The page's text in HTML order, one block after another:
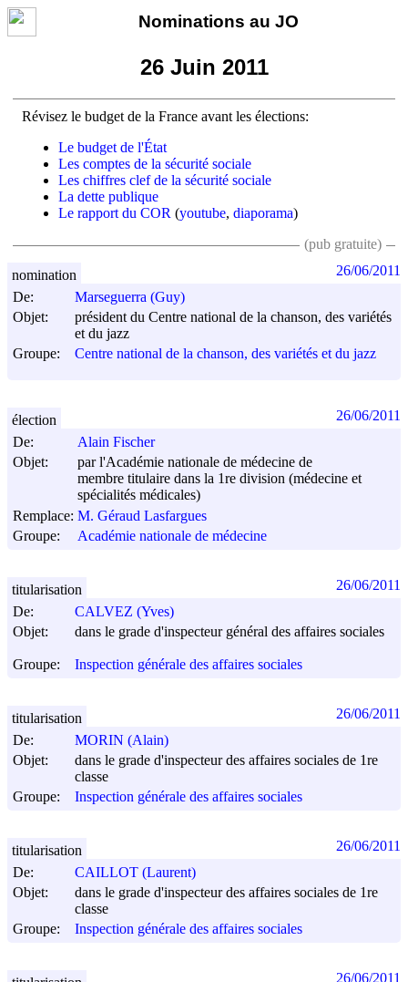
Nominations au JO
26 Juin 2011
Révisez le budget de la France avant les élections:
Le budget de l'État
Les comptes de la sécurité sociale
Les chiffres clef de la sécurité sociale
La dette publique
Le rapport du COR (youtube, diaporama)
(pub gratuite)
De:
Marseguerra (Guy)
Objet:
président du Centre national de la chanson, des variétés
et du jazz
Groupe:
Centre national de la chanson, des variétés et du jazz
nomination 26/06/2011
De:
Alain Fischer
Objet:
par l'Académie nationale de médecine de
membre titulaire dans la 1re division (médecine et
spécialités médicales)
Remplace: M. Géraud Lasfargues
Groupe:
Académie nationale de médecine
élection 26/06/2011
De:
CALVEZ (Yves)
Objet:
dans le grade d'inspecteur général des affaires sociales
Groupe: Inspection générale des affaires sociales
titularisation 26/06/2011
De:
MORIN (Alain)
Objet:
dans le grade d'inspecteur des affaires sociales de 1re
classe
Groupe:
Inspection générale des affaires sociales
titularisation 26/06/2011
De:
CAILLOT (Laurent)
Objet:
dans le grade d'inspecteur des affaires sociales de 1re
classe
Groupe:
Inspection générale des affaires sociales
titularisation 26/06/2011
26/06/2011